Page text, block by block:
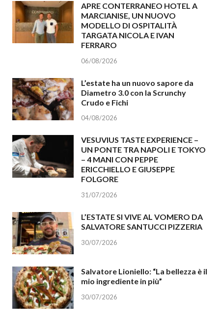
APRE CONTERRANEO HOTEL A
MARCIANISE, UN NUOVO
MODELLO DI OSPITALITÀ
TARGATA NICOLA E IVAN
FERRARO
06/08/2026
L’estate ha un nuovo sapore da
Diametro 3.0 con la Scrunchy
Crudo e Fichi
04/08/2026
VESUVIUS TASTE EXPERIENCE –
UN PONTE TRA NAPOLI E TOKYO
– 4 MANI CON PEPPE
ERICCHIELLO E GIUSEPPE
FOLGORE
31/07/2026
L’ESTATE SI VIVE AL VOMERO DA
SALVATORE SANTUCCI PIZZERIA
30/07/2026
Salvatore Lioniello: “La bellezza è il
mio ingrediente in più”
30/07/2026